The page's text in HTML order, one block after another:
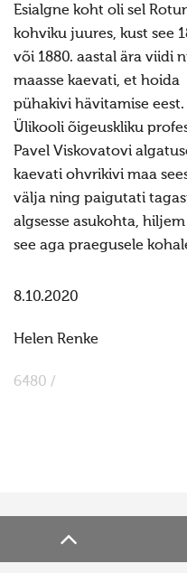
2022
2022 lisa
2021
2021 lisa
2020
2020 lisa
2019
2016
Esialgne koht oli sel
kohviku juures, kust see
või 1880. aastal ära viidi
maasse kaevati, et hoida
pühakivi hävitamise eest.
Ülikooli õigeuskliku
Pavel Viskovatovi
kaevati ohvrikivi maa
välja ning paigutati
algsesse asukohta,
see aga praegusele
8.10.2020
Helen Renke
6480 /